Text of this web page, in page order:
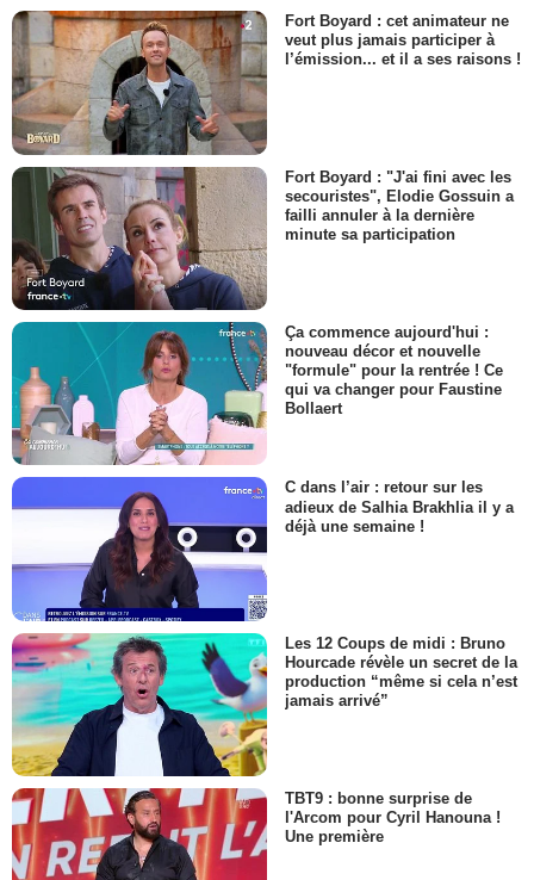
Fort Boyard : cet animateur ne
veut plus jamais participer à
l’émission... et il a ses raisons !
Fort Boyard : "J'ai fini avec les
secouristes", Elodie Gossuin a
failli annuler à la dernière
minute sa participation
Ça commence aujourd'hui :
nouveau décor et nouvelle
"formule" pour la rentrée ! Ce
qui va changer pour Faustine
Bollaert
C dans l’air : retour sur les
adieux de Salhia Brakhlia il y a
déjà une semaine !
Les 12 Coups de midi : Bruno
Hourcade révèle un secret de la
production “même si cela n’est
jamais arrivé”
TBT9 : bonne surprise de
l'Arcom pour Cyril Hanouna !
Une première